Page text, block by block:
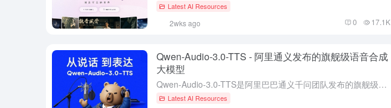
Latest AI Resources
2wks ago 0 17.1K
Qwen-Audio-3.0-TTS - 阿里通义发布的旗舰级语音合成
大模型
Qwen-Audio-3.0-TTS是阿里巴巴通义千问团队发布的旗舰级语音合成大模型，提供面向实时交互的Flash版（首包延时约300ms）与面向高质量生成的Plus版，Plus版登顶全球权威榜单Ar...
Latest AI Resources